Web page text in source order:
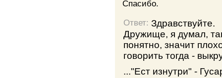
Спасибо.
Ответ:Здравствуйте.
Дружище, я думал,
понятно, значит
говорить тогда -
..."Ест изнутри" -